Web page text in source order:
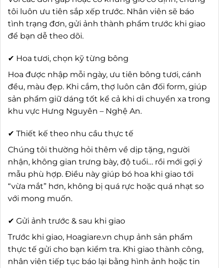
tôi luôn ưu tiên sắp xếp trước. Nhân viên sẽ báo
tình trạng đơn, gửi ảnh thành phẩm trước khi giao
để bạn dễ theo dõi.
✔ Hoa tươi, chọn kỹ từng bông
Hoa được nhập mỗi ngày, ưu tiên bông tươi, cánh
đều, màu đẹp. Khi cắm, thợ luôn cân đối form, giúp
sản phẩm giữ dáng tốt kể cả khi di chuyển xa trong
khu vực Hưng Nguyên – Nghệ An.
✔ Thiết kế theo nhu cầu thực tế
Chúng tôi thường hỏi thêm về dịp tặng, người
nhận, không gian trưng bày, độ tuổi… rồi mới gợi ý
mẫu phù hợp. Điều này giúp bó hoa khi giao tới
“vừa mắt” hơn, không bị quá rực hoặc quá nhạt so
với mong muốn.
✔ Gửi ảnh trước & sau khi giao
Trước khi giao, Hoagiare.vn chụp ảnh sản phẩm
thực tế gửi cho bạn kiểm tra. Khi giao thành công,
nhân viên tiếp tục báo lại bằng hình ảnh hoặc tin